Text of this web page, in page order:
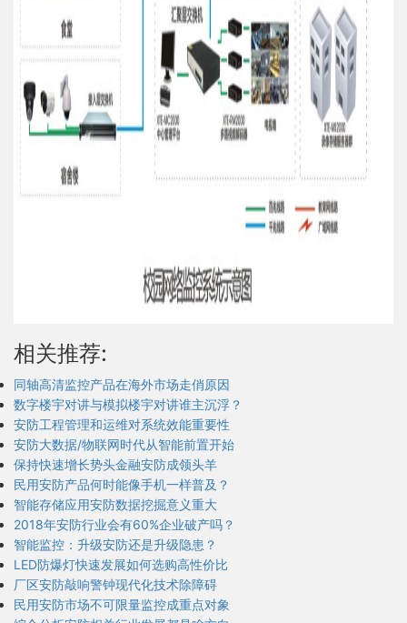
像机实现24小时实时录像，方便本地查询、调阅图像源，
重要信息数据按需同步到教委总控中心存储平台，能有效节
省视频带宽利用率，保证视频实时传输。
在校园内对 视频监控
传输安全要求较高的区域，可通过采用
同方自主研发加密芯片的网络摄像机来保证系统接入的安全
性。
教委总控中心
市教委总控中心通过IP数据专网以及光纤汇聚各校园节点的
器、存储管理服务器、控制客户端、解码服务器等，实现系
相关推荐:
同轴高清监控产品在海外市场走俏原因
数字楼宇对讲与模拟楼宇对讲谁主沉浮？
安防工程管理和运维对系统效能重要性
安防大数据/物联网时代从智能前置开始
保持快速增长势头金融安防成领头羊
民用安防产品何时能像手机一样普及？
智能存储应用安防数据挖掘意义重大
2018年安防行业会有60%企业破产吗？
智能监控：升级安防还是升级隐患？
LED防爆灯快速发展如何选购高性价比
厂区安防敲响警钟现代化技术除障碍
民用安防市场不可限量监控成重点对象